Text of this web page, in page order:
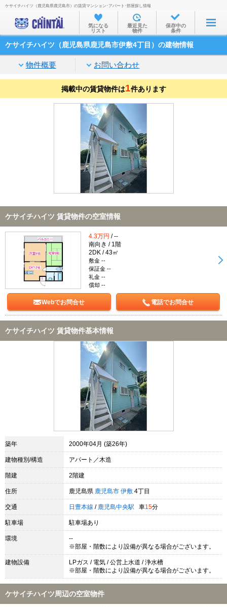
お部屋を探す
沿線・駅から
家賃相場から
通勤通学時間から
物件特集から
不動産会社から
TOP
ケサイチハイツ（鹿児島県鹿児島市）の賃貸マンション･アパート･部屋探し情報
気になる
リスト
最近見た
物件
保存中の
条件
ケサイチハイツ（鹿児島県鹿児島市伊敷4丁目）の建物情報
物件概要 お問い合わせ
掲載中の賃貸物件は1件あります
ケサイチハイツ 賃貸物件の空室情報
4.3万円 / --
南向き / 1階
2DK / 43㎡
敷金 --
保証金 --
礼金 --
償却 --
Webでお問合せ 電話でお問合せ
ケサイチハイツ 賃貸物件基本情報
築年 2000年04月 (築26年)
建物種別/構造 アパート／木造
階建 2階建
住所 鹿児島県 鹿児島市 伊敷 4丁目
交通 日豊本線 / 鹿児島中央駅 車15分
駐車場 駐車場あり
環境
--
※部屋・階数により設備が異なる場合がございます。
建物設備
LPガス / 電気 / 公営上水道 / 浄水槽
※部屋・階数により設備が異なる場合がございます。
ケサイチハイツ周辺の空室物件